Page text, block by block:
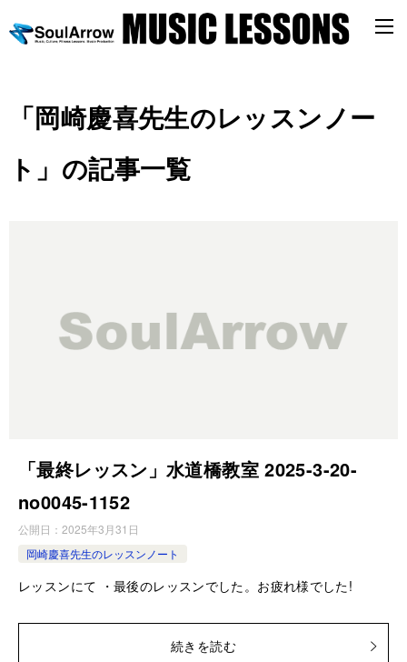
「岡崎慶喜先生のレッスンノー
ト」の記事一覧
「最終レッスン」水道橋教室 2025-3-20-
no0045-1152
公開日： 2025年3月31日
岡崎慶喜先生のレッスンノート
レッスンにて ・最後のレッスンでした。お疲れ様でした!
続きを読む